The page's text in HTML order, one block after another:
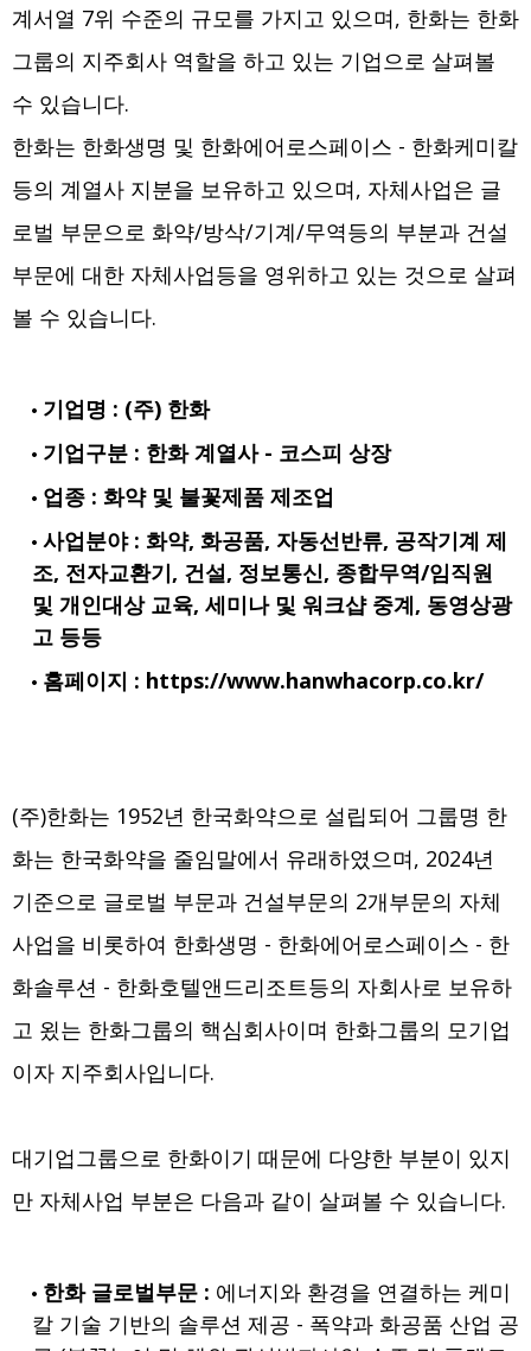
계서열 7위 수준의 규모를 가지고 있으며, 한화는 한화
그룹의 지주회사 역할을 하고 있는 기업으로 살펴볼
수 있습니다.
한화는 한화생명 및 한화에어로스페이스 - 한화케미칼
등의 계열사 지분을 보유하고 있으며, 자체사업은 글
로벌 부문으로 화약/방삭/기계/무역등의 부분과 건설
부문에 대한 자체사업등을 영위하고 있는 것으로 살펴
볼 수 있습니다.
기업명 : (주) 한화
기업구분 : 한화 계열사 - 코스피 상장
업종 : 화약 및 불꽃제품 제조업
사업분야 : 화약, 화공품, 자동선반류, 공작기계 제
조, 전자교환기, 건설, 정보통신, 종합무역/임직원
및 개인대상 교육, 세미나 및 워크샵 중계, 동영상광
고 등등
홈페이지 : https://www.hanwhacorp.co.kr/
(주)한화는 1952년 한국화약으로 설립되어 그룹명 한
화는 한국화약을 줄임말에서 유래하였으며, 2024년
기준으로 글로벌 부문과 건설부문의 2개부문의 자체
사업을 비롯하여 한화생명 - 한화에어로스페이스 - 한
화솔루션 - 한화호텔앤드리조트등의 자회사로 보유하
고 욌는 한화그룹의 핵심회사이며 한화그룹의 모기업
이자 지주회사입니다.
대기업그룹으로 한화이기 때문에 다양한 부분이 있지
만 자체사업 부분은 다음과 같이 살펴볼 수 있습니다.
한화 글로벌부문 : 에너지와 환경을 연결하는 케미
칼 기술 기반의 솔루션 제공 - 폭약과 화공품 산업 공